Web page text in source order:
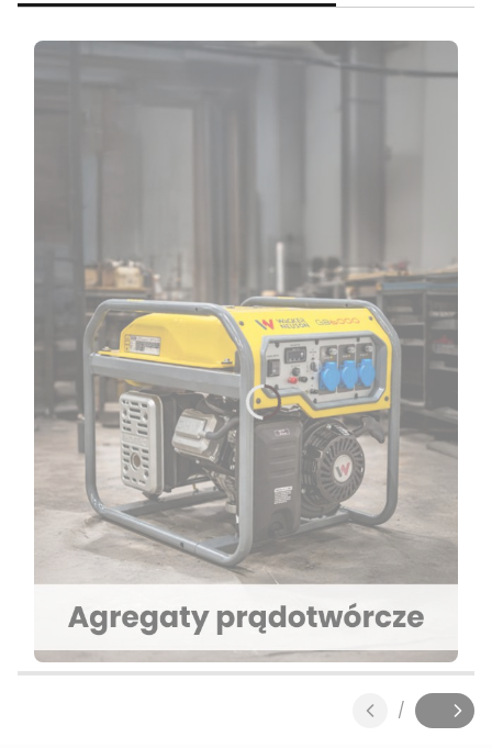
Naciśnij Enter lub spację, aby otworzyć stronę.
Naciśnij Enter lub spację, aby otworzyć stronę.
Naciśnij Enter lub spację, aby otworzyć stronę.
Naciśnij Enter lub spację, aby otworzyć stronę.
Naciśnij Enter lub spację, aby otworzyć stronę.
Slajd
/
z